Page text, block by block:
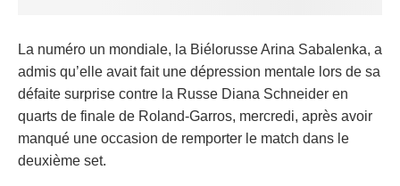
La numéro un mondiale, la Biélorusse Arina Sabalenka, a
admis qu’elle avait fait une dépression mentale lors de sa
défaite surprise contre la Russe Diana Schneider en
quarts de finale de Roland-Garros, mercredi, après avoir
manqué une occasion de remporter le match dans le
deuxième set.